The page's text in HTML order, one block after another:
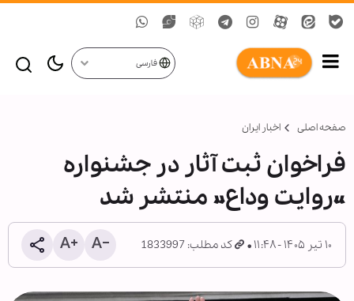
فارسی
صفحه اصلی اخبار ایران
فراخوان ثبت آثار در جشنواره
«روایت وداع» منتشر شد
۱۰ تیر ۱۴۰۵ - ۱۱:۴۸ کد مطلب: 1833997